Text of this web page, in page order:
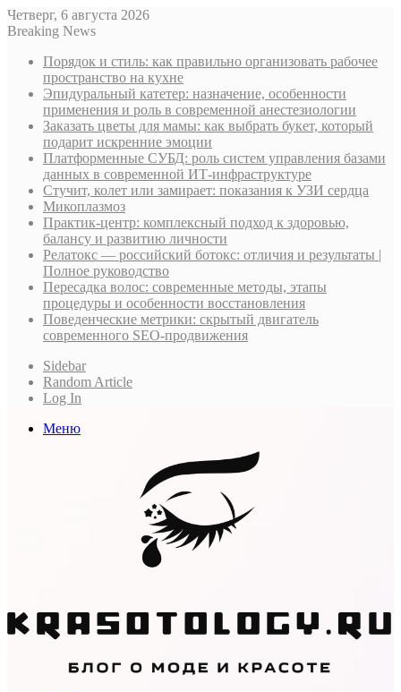
Четверг, 6 августа 2026
Breaking News
Порядок и стиль: как правильно организовать рабочее
пространство на кухне
Эпидуральный катетер: назначение, особенности
применения и роль в современной анестезиологии
Заказать цветы для мамы: как выбрать букет, который
подарит искренние эмоции
Платформенные СУБД: роль систем управления базами
данных в современной ИТ-инфраструктуре
Стучит, колет или замирает: показания к УЗИ сердца
Микоплазмоз
Практик-центр: комплексный подход к здоровью,
балансу и развитию личности
Релатокс — российский ботокс: отличия и результаты |
Полное руководство
Пересадка волос: современные методы, этапы
процедуры и особенности восстановления
Поведенческие метрики: скрытый двигатель
современного SEO-продвижения
Sidebar
Random Article
Log In
Меню